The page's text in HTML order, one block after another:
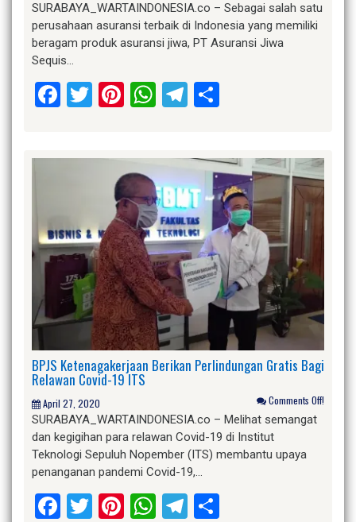
SURABAYA_WARTAINDONESIA.co – Sebagai salah satu
perusahaan asuransi terbaik di Indonesia yang memiliki
beragam produk asuransi jiwa, PT Asuransi Jiwa
Sequis…
Facebook
Twitter
Pinterest
WhatsApp
Telegram
BPJS Ketenagakerjaan Berikan Perlindungan Gratis Bagi
Relawan Covid-19 ITS
April 27, 2020 Comments Off!
SURABAYA_WARTAINDONESIA.co – Melihat semangat
dan kegigihan para relawan Covid-19 di Institut
Teknologi Sepuluh Nopember (ITS) membantu upaya
penanganan pandemi Covid-19,…
Facebook
Twitter
Pinterest
WhatsApp
Telegram